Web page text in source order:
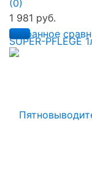
избранное
(0)
1 981 руб.